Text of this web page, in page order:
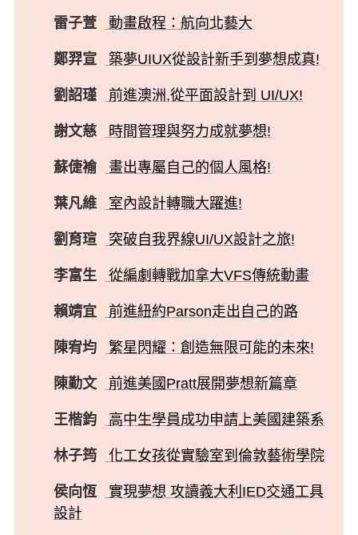
雷子萱 動畫啟程：航向北藝大
鄭羿宣 築夢UIUX從設計新手到夢想成真!
劉詔瑾 前進澳洲,從平面設計到 UI/UX!
謝文慈 時間管理與努力成就夢想!
蘇倢褕 畫出專屬自己的個人風格!
葉凡維 室內設計轉職大躍進!
劉育瑄 突破自我界線UI/UX設計之旅!
李富生 從編劇轉戰加拿大VFS傳統動畫
賴靖宜 前進紐約Parson走出自己的路
陳宥均 繁星閃耀：創造無限可能的未來!
陳勤文 前進美國Pratt展開夢想新篇章
王楷鈞 高中生學員成功申請上美國建築系
林子筠 化工女孩從實驗室到倫敦藝術學院
侯向恆
實現夢想 攻讀義大利IED交通工具
設計